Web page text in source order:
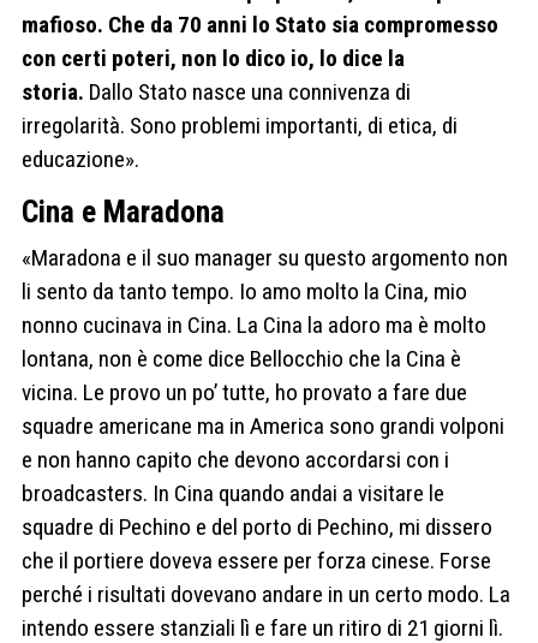
mafioso. Che da 70 anni lo Stato sia compromesso
con certi poteri, non lo dico io, lo dice la
storia. Dallo Stato nasce una connivenza di
irregolarità. Sono problemi importanti, di etica, di
educazione».
Cina e Maradona
«Maradona e il suo manager su questo argomento non
li sento da tanto tempo. Io amo molto la Cina, mio
nonno cucinava in Cina. La Cina la adoro ma è molto
lontana, non è come dice Bellocchio che la Cina è
vicina. Le provo un po’ tutte, ho provato a fare due
squadre americane ma in America sono grandi volponi
e non hanno capito che devono accordarsi con i
broadcasters. In Cina quando andai a visitare le
squadre di Pechino e del porto di Pechino, mi dissero
che il portiere doveva essere per forza cinese. Forse
perché i risultati dovevano andare in un certo modo. La
intendo essere stanziali lì e fare un ritiro di 21 giorni lì.